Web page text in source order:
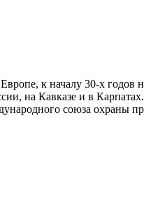
к началу 30-х
на Кавказе и в
союза охраны